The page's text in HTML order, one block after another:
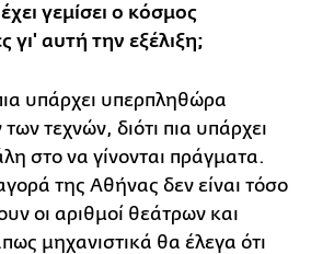
γεμίσει ο κόσμος
γι' αυτή την εξέλιξη;
υπάρχει υπερπληθώρα
τεχνών, διότι πια υπάρχει
στο να γίνονται πράγματα.
της Αθήνας δεν είναι τόσο
οι αριθμοί θεάτρων και
μηχανιστικά θα έλεγα ότι